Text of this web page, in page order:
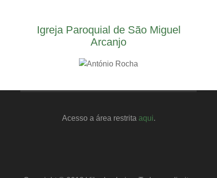
Igreja Paroquial de São Miguel
Arcanjo
Acesso a área restrita aqui.